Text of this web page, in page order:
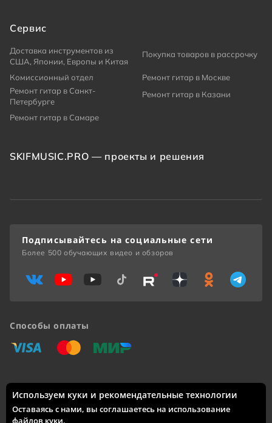
Сервис
Доставка инструментов из
США, Японии, Европы и Китая
Покупка товаров в рассрочку
Комиссионный отдел
Ремонт гитар в Москве
Ремонт гитар в Санкт-
Петербурге
Ремонт гитар в Казани
Ремонт гитар в Самаре
SKIFMUSIC.PRO — проекты и решения
Доставка по России: Москва, Санкт-Петербург, Новосибирск,
Екатеринбург, Казань, Нижний Новгород, Челябинск,
Красноярск, Самара, Уфа, Ростов-на-Дону, Омск, Краснодар,
Способы оплаты
«Виза» «Мастеркард»
«Мир»
Подписывайтесь на социальные сети
Более 500 обучающих видео и обзоров
Используем куки и рекомендательные технологии
Оставаясь с нами, вы соглашаетесь на использование
файлов куки.